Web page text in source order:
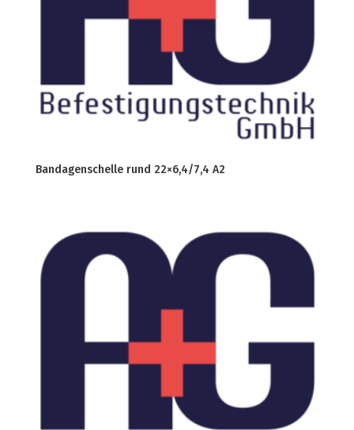
Bandagenschelle rund 22×6,4/7,4 A2